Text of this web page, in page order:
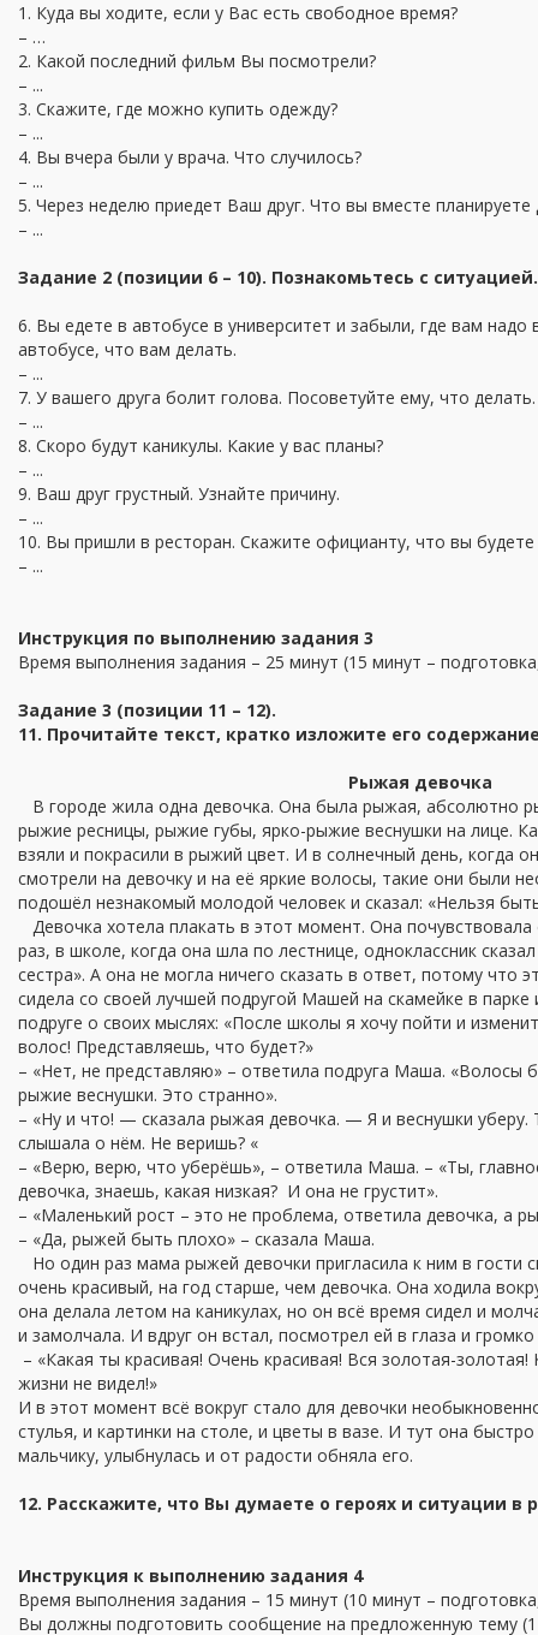
1. Куда вы ходите, если у Вас есть свободное время?
– …
2. Какой последний фильм Вы посмотрели?
– ...
3. Скажите, где можно купить одежду?
– ...
4. Вы вчера были у врача. Что случилось?
– ...
5. Через неделю приедет Ваш друг. Что вы вместе планируете
– ...
Задание 2 (позиции 6 – 10). Познакомьтесь с
6. Вы едете в автобусе в университет и забыли, где вам надо
автобусе, что вам делать.
– ...
7. У вашего друга болит голова. Посоветуйте ему, что делать.
– ...
8. Скоро будут каникулы. Какие у вас планы?
– ...
9. Ваш друг грустный. Узнайте причину.
– ...
10. Вы пришли в ресторан. Скажите официанту, что вы будете
– ...
Инструкция по выполнению задания 3
Время выполнения задания – 25 минут (15 минут –
Задание 3 (позиции 11 – 12).
11. Прочитайте текст, кратко изложите его
Рыжая девочка
В городе жила одна девочка. Она была рыжая, абсолютно
рыжие ресницы, рыжие губы, ярко-рыжие веснушки на лице.
взяли и покрасили в рыжий цвет. И в солнечный день, когда
смотрели на девочку и на её яркие волосы, такие они были
подошёл незнакомый молодой человек и сказал: «Нельзя
Девочка хотела плакать в этот момент. Она почувствовала
раз, в школе, когда она шла по лестнице, одноклассник
сестра». А она не могла ничего сказать в ответ, потому что
сидела со своей лучшей подругой Машей на скамейке в
подруге о своих мыслях: «После школы я хочу пойти и
волос! Представляешь, что будет?»
– «Нет, не представляю» – ответила подруга Маша. «Волосы
рыжие веснушки. Это странно».
– «Ну и что! — сказала рыжая девочка. — Я и веснушки уберу.
слышала о нём. Не веришь? «
– «Верю, верю, что уберёшь», – ответила Маша. – «Ты,
девочка, знаешь, какая низкая? И она не грустит».
– «Маленький рост – это не проблема, ответила девочка, а
– «Да, рыжей быть плохо» – сказала Маша.
Но один раз мама рыжей девочки пригласила к ним в гости
очень красивый, на год старше, чем девочка. Она ходила
она делала летом на каникулах, но он всё время сидел и
и замолчала. И вдруг он встал, посмотрел ей в глаза и громко
– «Какая ты красивая! Очень красивая! Вся золотая-золотая!
жизни не видел!»
И в этот момент всё вокруг стало для девочки
стулья, и картинки на столе, и цветы в вазе. И тут она
мальчику, улыбнулась и от радости обняла его.
12. Расскажите, что Вы думаете о героях и ситуации в
Инструкция к выполнению задания 4
Время выполнения задания – 15 минут (10 минут –
Вы должны подготовить сообщение на предложенную тему